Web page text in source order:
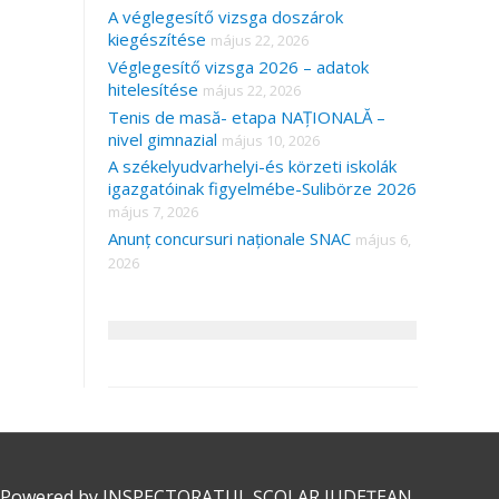
A véglegesítő vizsga doszárok
kiegészítése május 22, 2026
Véglegesítő vizsga 2026 – adatok
hitelesítése május 22, 2026
Tenis de masă- etapa NAȚIONALĂ –
nivel gimnazial május 10, 2026
A székelyudvarhelyi-és körzeti iskolák
igazgatóinak figyelmébe-Sulibörze 2026
május 7, 2026
Anunț concursuri naționale SNAC május 6,
2026